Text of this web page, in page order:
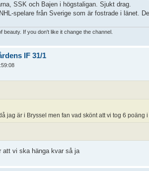
SSK och Bajen i högstaligan. Sjukt drag.
spelare från Sverige som är fostrade i länet.
beauty. If you don't like it change the channel.
IF 31/1
jag är i Bryssel men fan vad skönt att vi tog 6 poäng
att vi ska hänga kvar så ja